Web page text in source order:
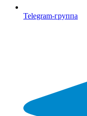
Telegram-группа